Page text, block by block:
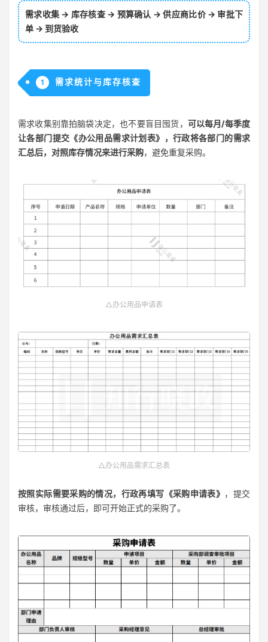
需求收集 → 库存核查 → 预算确认 → 供应商比价 → 审批下
单 → 到货验收
1 需求统计与库存核查
需求收集别靠拍脑袋决定，也不要盲目囤货， 可以每月/每季度
让各部门提交《办公用品需求计划表》，行政将各部门的需求
汇总后，对照库存情况来进行采购，避免重复采购。
△办公用品申请表
△办公用品需求汇总表
按照实际需要采购的情况，行政再填写《采购申请表》 ，提交
审核，审核通过后，即可开始正式的采购了。